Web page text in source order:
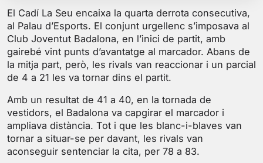
l
a
y
t
e
t
n
s
P
t
r
f
El Cadí La Seu encaixa la quarta derrota consecutiva,
al Palau d’Esports. El conjunt urgellenc s’imposava al
Club Joventut Badalona, en l’inici de partit, amb
gairebé vint punts d’avantatge al marcador. Abans de
la mitja part, però, les rivals van reaccionar i un parcial
de 4 a 21 les va tornar dins el partit.
Amb un resultat de 41 a 40, en la tornada de
vestidors, el Badalona va capgirar el marcador i
ampliava distància. Tot i que les blanc-i-blaves van
tornar a situar-se per davant, les rivals van
aconseguir sentenciar la cita, per 78 a 83.